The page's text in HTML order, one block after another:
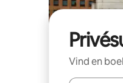
Vind en